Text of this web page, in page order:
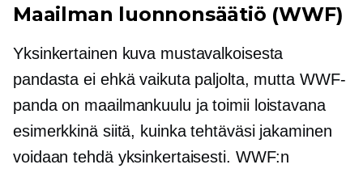
Maailman luonnonsäätiö (WWF)
Yksinkertainen kuva mustavalkoisesta
pandasta ei ehkä vaikuta paljolta, mutta WWF-
panda on maailmankuulu ja toimii loistavana
esimerkkinä siitä, kuinka tehtäväsi jakaminen
voidaan tehdä yksinkertaisesti. WWF:n